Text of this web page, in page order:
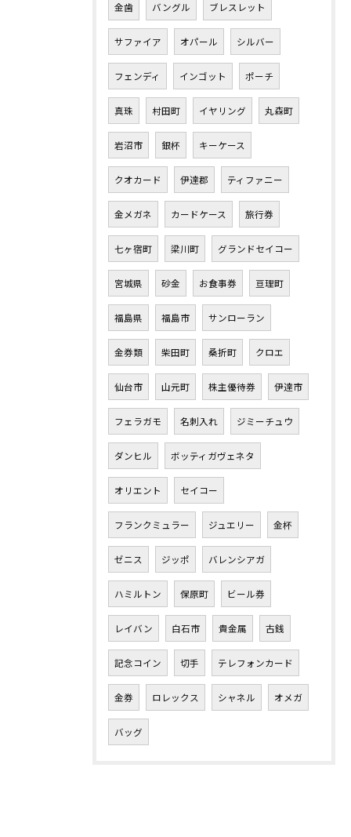
金歯 バングル ブレスレット
サファイア オパール シルバー
フェンディ インゴット ポーチ
真珠 村田町 イヤリング 丸森町
岩沼市 銀杯 キーケース
クオカード 伊達郡 ティファニー
金メガネ カードケース 旅行券
七ヶ宿町 梁川町 グランドセイコー
宮城県 砂金 お食事券 亘理町
福島県 福島市 サンローラン
金券類 柴田町 桑折町 クロエ
仙台市 山元町 株主優待券 伊達市
フェラガモ 名刺入れ ジミーチュウ
ダンヒル ボッティガヴェネタ
オリエント セイコー
フランクミュラー ジュエリー 金杯
ゼニス ジッポ バレンシアガ
ハミルトン 保原町 ビール券
レイバン 白石市 貴金属 古銭
記念コイン 切手 テレフォンカード
金券 ロレックス シャネル オメガ
バッグ